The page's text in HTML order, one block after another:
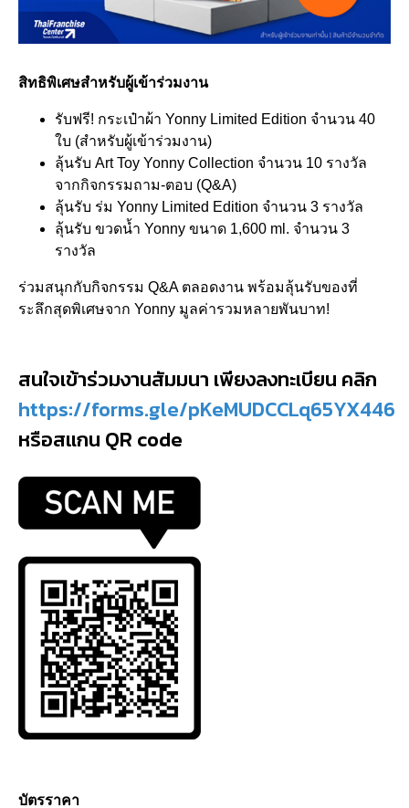
สิทธิพิเศษสำหรับผู้เข้าร่วมงาน
รับฟรี! กระเป๋าผ้า Yonny Limited Edition จำนวน 40
ใบ (สำหรับผู้เข้าร่วมงาน)
ลุ้นรับ Art Toy Yonny Collection จำนวน 10 รางวัล
จากกิจกรรมถาม-ตอบ (Q&A)
ลุ้นรับ ร่ม Yonny Limited Edition จำนวน 3 รางวัล
ลุ้นรับ ขวดน้ำ Yonny ขนาด 1,600 ml. จำนวน 3
รางวัล
ร่วมสนุกกับกิจกรรม Q&A ตลอดงาน พร้อมลุ้นรับของที่
ระลึกสุดพิเศษจาก Yonny มูลค่ารวมหลายพันบาท!
สนใจเข้าร่วมงานสัมมนา เพียงลงทะเบียน คลิก
https://forms.gle/pKeMUDCCLq65YX446
หรือสแกน QR code
บัตรราคา